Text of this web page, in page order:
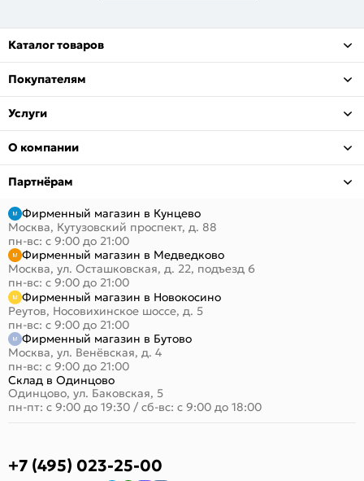
Каталог товаров
Покупателям
Услуги
О компании
Партнёрам
Фирменный магазин в Кунцево
Москва, Кутузовский проспект, д. 88
пн-вс: с 9:00 до 21:00
Фирменный магазин в Медведково
Москва, ул. Осташковская, д. 22, подъезд 6
пн-вс: с 9:00 до 21:00
Фирменный магазин в Новокосино
Реутов, Носовихинское шоссе, д. 5
пн-вс: с 9:00 до 21:00
Фирменный магазин в Бутово
Москва, ул. Венёвская, д. 4
пн-вс: с 9:00 до 21:00
Склад в Одинцово
Одинцово, ул. Баковская, 5
пн-пт: с 9:00 до 19:30 / сб-вс: с 9:00 до 18:00
+7 (495) 023-25-00